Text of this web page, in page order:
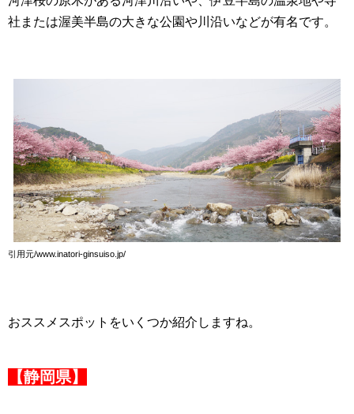
社または渥美半島の大きな公園や川沿いなどが有名です。
引用元/www.inatori-ginsuiso.jp/
おススメスポットをいくつか紹介しますね。
【静岡県】